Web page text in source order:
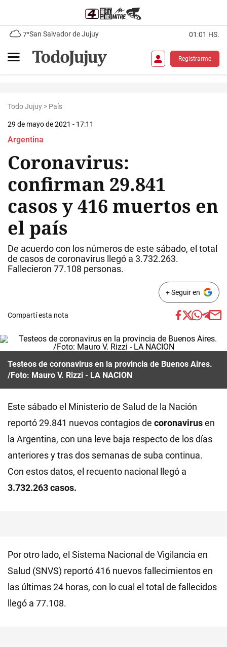
7°San Salvador de Jujuy 01:01 HS.
Registrarme
Todo Jujuy > País
29 de mayo de 2021 - 17:11
Argentina
Coronavirus:
confirman 29.841
casos y 416 muertos en
el país
De acuerdo con los números de este sábado, el total
de casos de coronavirus llegó a 3.732.263.
Fallecieron 77.108 personas.
+ Seguir en
Compartí esta nota
Testeos de coronavirus en la provincia de Buenos Aires.
/Foto: Mauro V. Rizzi - LA NACION
Este sábado el Ministerio de Salud de la Nación
reportó 29.841 nuevos contagios de coronavirusen
la Argentina, con una leve baja respecto de los días
anteriores y tras dos semanas de suba continua.
Con estos datos, el recuento nacional llegó a
3.732.263 casos.
Por otro lado, el Sistema Nacional de Vigilancia en
Salud (SNVS) reportó 416 nuevos fallecimientos en
las últimas 24 horas, con lo cual el total de fallecidos
llegó a 77.108.